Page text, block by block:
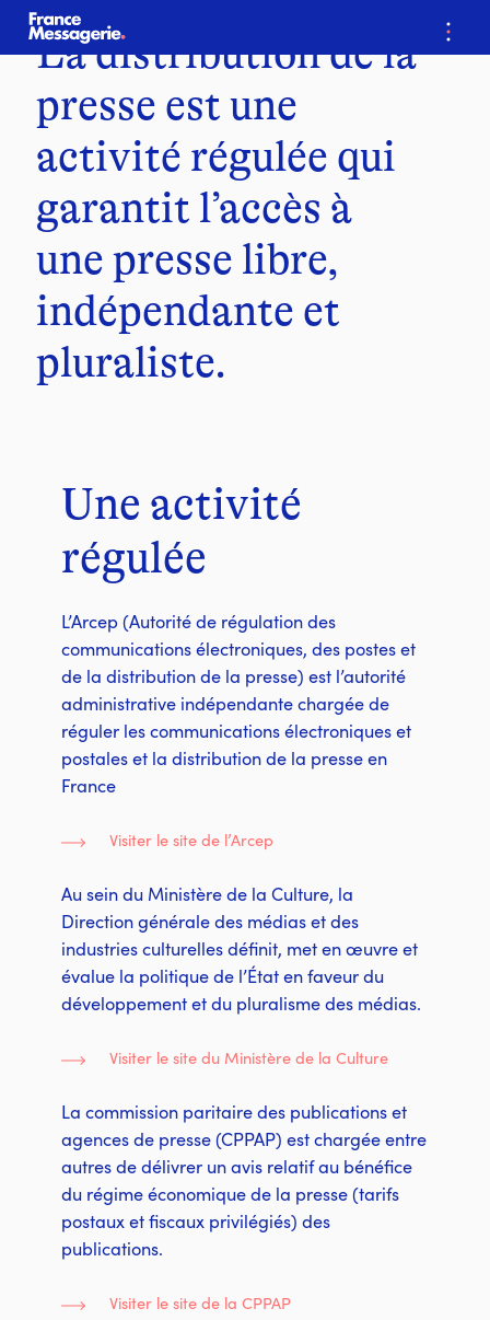
…
La distribution de la
presse est une
activité régulée qui
garantit l’accès à
une presse libre,
indépendante et
pluraliste.
Une activité
régulée
L’Arcep (Autorité de régulation des
communications électroniques, des postes et
de la distribution de la presse) est l’autorité
administrative indépendante chargée de
réguler les communications électroniques et
postales et la distribution de la presse en
France
Visiter le site de l’Arcep
Au sein du Ministère de la Culture, la
Direction générale des médias et des
industries culturelles définit, met en œuvre et
évalue la politique de l’État en faveur du
développement et du pluralisme des médias.
Visiter le site du Ministère de la Culture
La commission paritaire des publications et
agences de presse (CPPAP) est chargée entre
autres de délivrer un avis relatif au bénéfice
du régime économique de la presse (tarifs
postaux et fiscaux privilégiés) des
publications.
Visiter le site de la CPPAP